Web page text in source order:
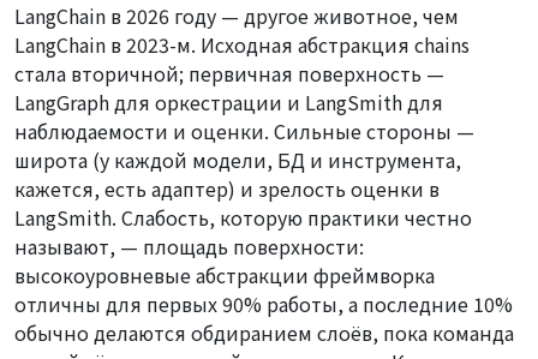
LangChain в 2026 году — другое животное, чем
LangChain в 2023-м. Исходная абстракция chains
стала вторичной; первичная поверхность —
LangGraph для оркестрации и LangSmith для
наблюдаемости и оценки. Сильные стороны —
широта (у каждой модели, БД и инструмента,
кажется, есть адаптер) и зрелость оценки в
LangSmith. Слабость, которую практики честно
называют, — площадь поверхности:
высокоуровневые абстракции фреймворка
отличны для первых 90% работы, а последние 10%
обычно делаются обдиранием слоёв, пока команда